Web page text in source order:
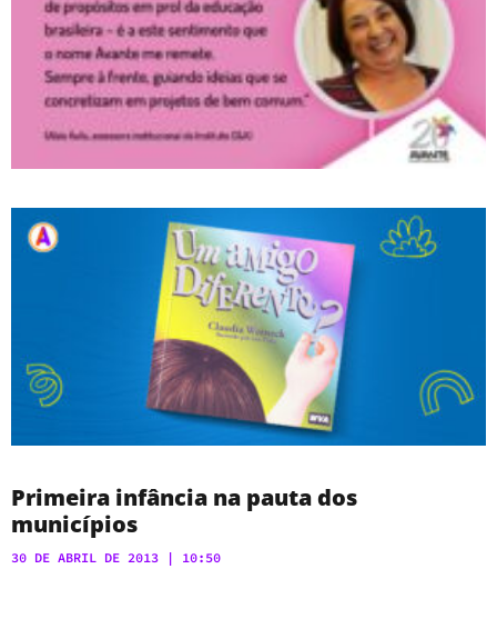
Primeira infância na pauta dos
municípios
30 DE ABRIL DE 2013 10:50